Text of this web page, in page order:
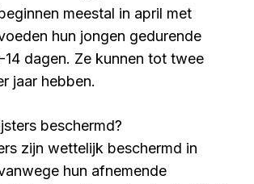
meestal in april met
hun jongen gedurende
14 dagen. Ze kunnen tot twee
jaar hebben.
beschermd?
zijn wettelijk beschermd in
hun afnemende